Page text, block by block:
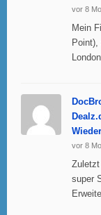
vor 8
Mein
Point),
vor 8
super